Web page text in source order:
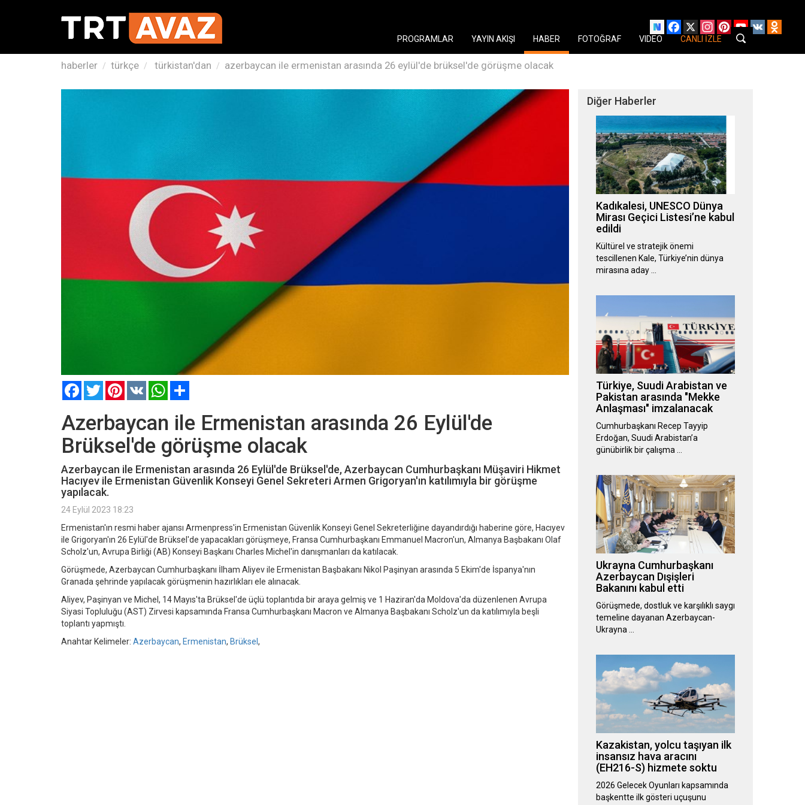
Facebook
X Instagram
PinterestYouTube
VK
PROGRAMLAR
YAYIN AKIŞI HABER FOTOĞRAF VIDEO CANLI İZLE
haberler türkçe türkistan'dan azerbaycan ile ermenistan arasında 26 eylül'de brüksel'de görüşme olacak
FacebookTwitterPinterest
VK WhatsApp
Azerbaycan ile Ermenistan arasında 26 Eylül'de
Brüksel'de görüşme olacak
Azerbaycan ile Ermenistan arasında 26 Eylül'de Brüksel'de, Azerbaycan Cumhurbaşkanı Müşaviri Hikmet
Hacıyev ile Ermenistan Güvenlik Konseyi Genel Sekreteri Armen Grigoryan'ın katılımıyla bir görüşme
yapılacak.
24 Eylül 2023 18:23
Ermenistan'ın resmi haber ajansı Armenpress'in Ermenistan Güvenlik Konseyi Genel Sekreterliğine dayandırdığı haberine göre, Hacıyev
ile Grigoryan'ın 26 Eylül'de Brüksel'de yapacakları görüşmeye, Fransa Cumhurbaşkanı Emmanuel Macron'un, Almanya Başbakanı Olaf
Scholz'un, Avrupa Birliği (AB) Konseyi Başkanı Charles Michel'in danışmanları da katılacak.
Görüşmede, Azerbaycan Cumhurbaşkanı İlham Aliyev ile Ermenistan Başbakanı Nikol Paşinyan arasında 5 Ekim'de İspanya'nın
Granada şehrinde yapılacak görüşmenin hazırlıkları ele alınacak.
Aliyev, Paşinyan ve Michel, 14 Mayıs'ta Brüksel'de üçlü toplantıda bir araya gelmiş ve 1 Haziran'da Moldova'da düzenlenen Avrupa
Siyasi Topluluğu (AST) Zirvesi kapsamında Fransa Cumhurbaşkanı Macron ve Almanya Başbakanı Scholz'un da katılımıyla beşli
toplantı yapmıştı.
Anahtar Kelimeler: Azerbaycan, Ermenistan, Brüksel ,
Diğer Haberler
Kadıkalesi, UNESCO Dünya
Mirası Geçici Listesi’ne kabul
edildi
Kültürel ve stratejik önemi
tescillenen Kale, Türkiye’nin dünya
mirasına aday …
Türkiye, Suudi Arabistan ve
Pakistan arasında "Mekke
Anlaşması" imzalanacak
Cumhurbaşkanı Recep Tayyip
Erdoğan, Suudi Arabistan’a
günübirlik bir çalışma …
Ukrayna Cumhurbaşkanı
Azerbaycan Dışişleri
Bakanını kabul etti
Görüşmede, dostluk ve karşılıklı saygı
temeline dayanan Azerbaycan-
Ukrayna …
Kazakistan, yolcu taşıyan ilk
insansız hava aracını
(EH216-S) hizmete soktu
2026 Gelecek Oyunları kapsamında
başkentte ilk gösteri uçuşunu